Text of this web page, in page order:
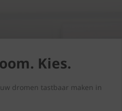
Kies.
dromen tastbaar maken in